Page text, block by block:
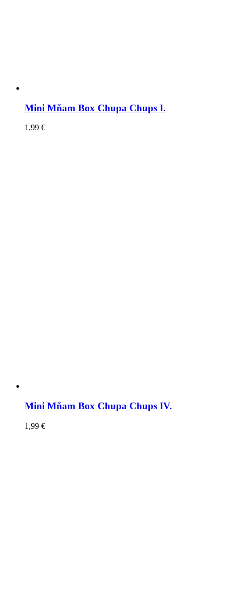
Mini Mňam Box Chupa Chups I.
1,99 €
Mini Mňam Box Chupa Chups IV.
1,99 €